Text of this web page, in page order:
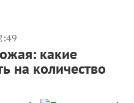
какие
на количество